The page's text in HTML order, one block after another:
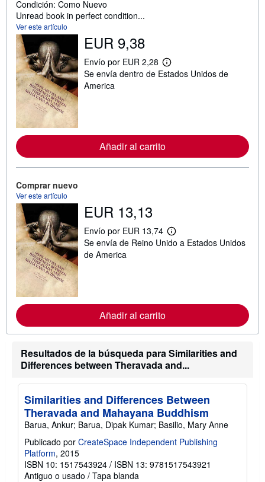
Condición: Como Nuevo
Unread book in perfect condition...
Ver este artículo
EUR 9,38
Envío por EUR 2,28
M
á
m
e
l
a
a
e
n
v
í
Se envía dentro de Estados Unidos de
America
Añadir al carrito
Comprar nuevo
Ver este artículo
EUR 13,13
Envío por EUR 13,74
M
á
m
i
n
s
o
r
e
l
a
s
t
a
r
f
Se envía de Reino Unido a Estados Unidos
de America
Añadir al carrito
Resultados de la búsqueda para Similarities and
Differences between Theravada and...
Similarities and Differences Between
Theravada and Mahayana Buddhism
Barua, Ankur; Barua, Dipak Kumar; Basilio, Mary Anne
Publicado por CreateSpace Independent Publishing
Platform, 2015
ISBN 10: 1517543924 / ISBN 13: 9781517543921
Antiguo o usado / Tapa blanda